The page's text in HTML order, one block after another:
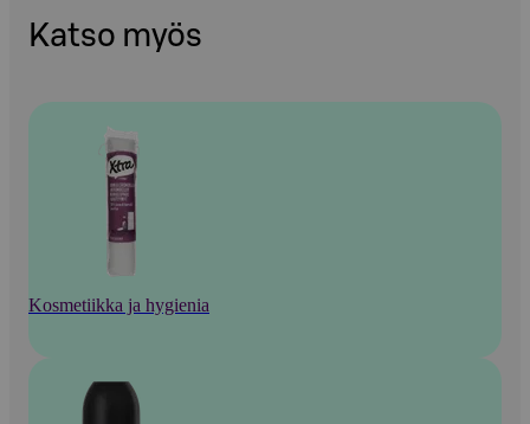
Katso myös
Kosmetiikka ja hygienia